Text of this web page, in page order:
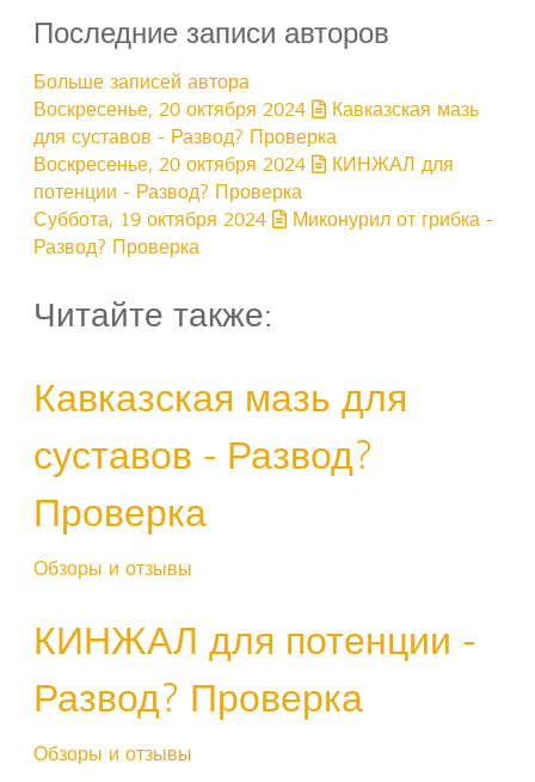
Последние записи авторов
Больше записей автора
Воскресенье, 20 октября 2024
Кавказская мазь
для суставов - Развод? Проверка
Воскресенье, 20 октября 2024
КИНЖАЛ для
потенции - Развод? Проверка
Суббота, 19 октября 2024
Миконурил от грибка -
Развод? Проверка
Читайте также:
Кавказская мазь для
суставов - Развод?
Проверка
Обзоры и отзывы
КИНЖАЛ для потенции -
Развод? Проверка
Обзоры и отзывы